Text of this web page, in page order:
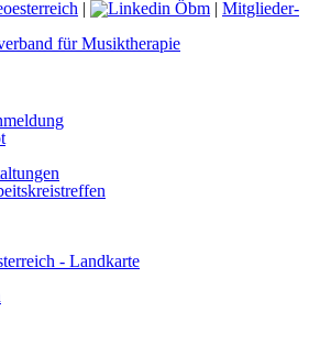
| | Mitglieder-
- Landkarte